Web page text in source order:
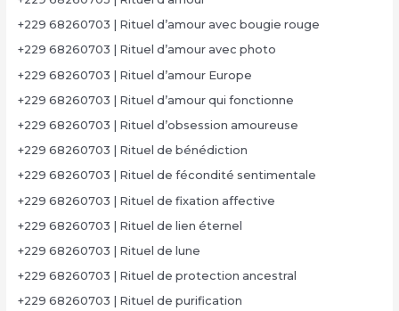
+229 68260703 | Rituel d’amour avec bougie rouge
+229 68260703 | Rituel d’amour avec photo
+229 68260703 | Rituel d’amour Europe
+229 68260703 | Rituel d’amour qui fonctionne
+229 68260703 | Rituel d’obsession amoureuse
+229 68260703 | Rituel de bénédiction
+229 68260703 | Rituel de fécondité sentimentale
+229 68260703 | Rituel de fixation affective
+229 68260703 | Rituel de lien éternel
+229 68260703 | Rituel de lune
+229 68260703 | Rituel de protection ancestral
+229 68260703 | Rituel de purification